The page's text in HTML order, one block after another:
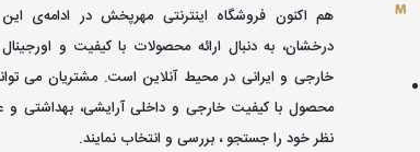
هم اکنون فروشگاه اینترنتی مهرپخش در ادامه‌ی
درخشان، به دنبال ارائه محصولات با کيفيت و
خارجی و ايرانی در محيط آنلاين است. مشتريان می
محصول با کيفيت خارجی و داخلی آرایشی، بهداشتی و
نظر خود را جستجو ، بررسی و انتخاب نمايند.